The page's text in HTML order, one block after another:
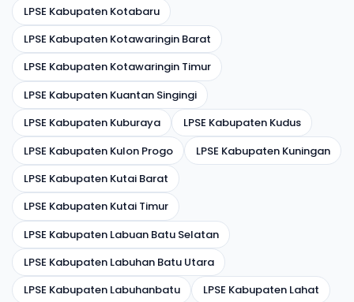
LPSE Kabupaten Kotabaru
LPSE Kabupaten Kotawaringin Barat
LPSE Kabupaten Kotawaringin Timur
LPSE Kabupaten Kuantan Singingi
LPSE Kabupaten Kuburaya
LPSE Kabupaten Kudus
LPSE Kabupaten Kulon Progo
LPSE Kabupaten Kuningan
LPSE Kabupaten Kutai Barat
LPSE Kabupaten Kutai Timur
LPSE Kabupaten Labuan Batu Selatan
LPSE Kabupaten Labuhan Batu Utara
LPSE Kabupaten Labuhanbatu
LPSE Kabupaten Lahat